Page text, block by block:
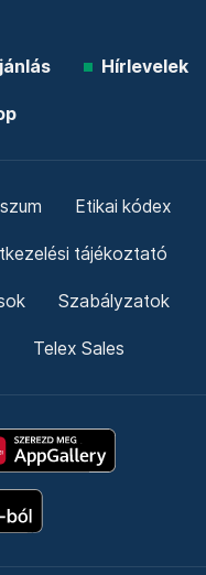
Hírlevelek
Etikai kódex
tájékoztató
Szabályzatok
Telex Sales